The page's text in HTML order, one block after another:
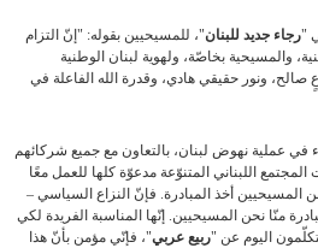
"رجاء جديد للبنان"، للمسيحيين بقوله: "إنّ التزام
والمسيحية بخاصّة، ولهوية لبنان الوطنية
كراعٍ صالح، ونور حقيقي هادي، وقدرة الله الفاعلة في
في عملية نهوض لبنان، بالتعاون مع جميع شركائهم
اللبناني المتنوّعة مدعوّة كلها للعمل معًا
من المسيحيين أخذ المبادرة. فإنّ النزاع السياسي –
منّا نحن المسيحيين. إنّها المناسبة الفريدة لكي
اليوم عن "ربيع عربي"، فإنّي مؤمن بأنّ هذا